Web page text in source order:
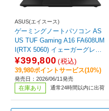
ASUS(エイスース)
ゲーミングノートパソコン AS
US TUF Gaming A16 FA608UM
I(RTX 5060) イェーガーグレー
FA608UMI-R7R5060S [16.0型 /
Windows11 Home /AMD Ryzen
7 /メモリ：32GB /SSD：1TB /
2026年6月モデル]
¥399,800 (税込)
39,980ポイントサービス(10%)
発売日：2026/06/11発売
在庫あり 通常24時間以内に出荷